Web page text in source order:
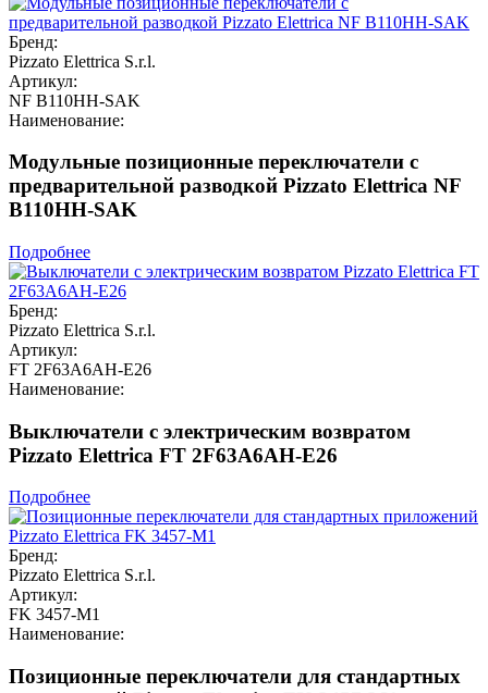
Бренд:
Pizzato Elettrica S.r.l.
Артикул:
NF B110HH-SAK
Наименование:
Модульные позиционные переключатели с
предварительной разводкой Pizzato Elettrica NF
B110HH-SAK
Подробнее
Бренд:
Pizzato Elettrica S.r.l.
Артикул:
FT 2F63A6AH-E26
Наименование:
Выключатели с электрическим возвратом
Pizzato Elettrica FT 2F63A6AH-E26
Подробнее
Бренд:
Pizzato Elettrica S.r.l.
Артикул:
FK 3457-M1
Наименование:
Позиционные переключатели для стандартных